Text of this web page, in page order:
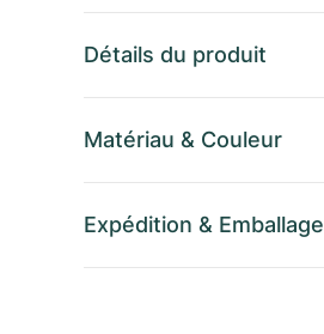
Détails du produit
Matériau & Couleur
Expédition & Emballage